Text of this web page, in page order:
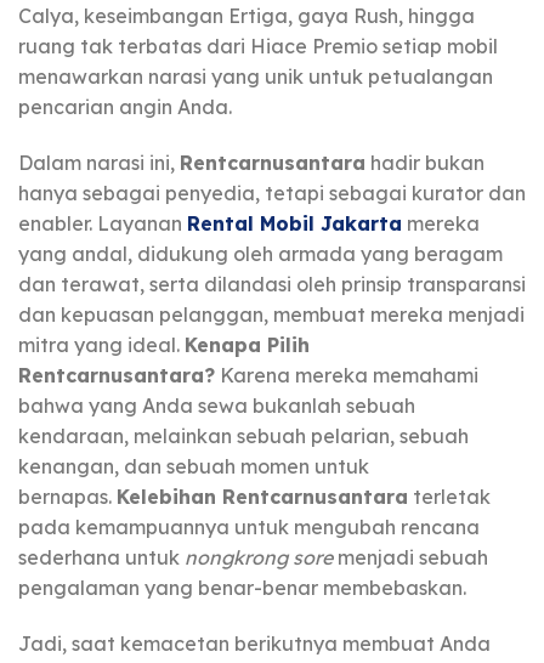
Calya, keseimbangan Ertiga, gaya Rush, hingga
ruang tak terbatas dari Hiace Premio setiap mobil
menawarkan narasi yang unik untuk petualangan
pencarian angin Anda.
Dalam narasi ini, Rentcarnusantara hadir bukan
hanya sebagai penyedia, tetapi sebagai kurator dan
enabler. Layanan Rental Mobil Jakarta mereka
yang andal, didukung oleh armada yang beragam
dan terawat, serta dilandasi oleh prinsip transparansi
dan kepuasan pelanggan, membuat mereka menjadi
mitra yang ideal. Kenapa Pilih
Rentcarnusantara? Karena mereka memahami
bahwa yang Anda sewa bukanlah sebuah
kendaraan, melainkan sebuah pelarian, sebuah
kenangan, dan sebuah momen untuk
bernapas. Kelebihan Rentcarnusantara terletak
pada kemampuannya untuk mengubah rencana
sederhana untuk nongkrong soremenjadi sebuah
pengalaman yang benar-benar membebaskan.
Jadi, saat kemacetan berikutnya membuat Anda